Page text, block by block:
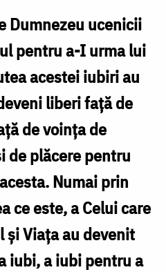
Dumnezeu ucenicii
pentru a-I urma lui
acestei iubiri au
liberi față de
de voința de
de plăcere pentru
Numai prin
ce este, a Celui care
și Viața au devenit
iubi, a iubi pentru a